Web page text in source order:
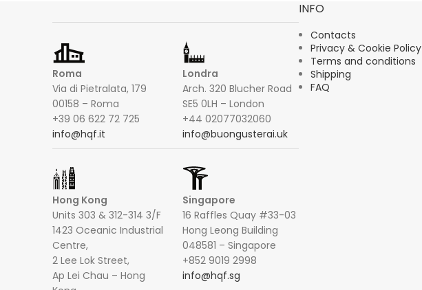
Roma
Via di Pietralata, 179
00158 – Roma
+39 06 622 72 725
info@hqf.it
Londra
Arch. 320 Blucher Road
SE5 0LH – London
+44 02077032060
info@buongusterai.uk
Hong Kong
Units 303 & 312-314 3/F
1423 Oceanic Industrial
Centre,
2 Lee Lok Street,
Ap Lei Chau – Hong
Singapore
16 Raffles Quay #33-03
Hong Leong Building
048581 – Singapore
+852 9019 2998
info@hqf.sg
INFO
Contacts
Privacy & Cookie Policy
Terms and conditions
Shipping
FAQ